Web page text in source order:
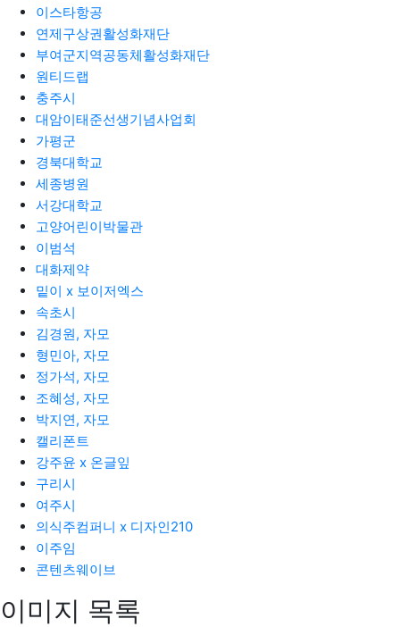
이스타항공
연제구상권활성화재단
부여군지역공동체활성화재단
원티드랩
충주시
대암이태준선생기념사업회
가평군
경북대학교
세종병원
서강대학교
고양어린이박물관
이범석
대화제약
밑이 x 보이저엑스
속초시
김경원, 자모
형민아, 자모
정가석, 자모
조혜성, 자모
박지연, 자모
캘리폰트
강주윤 x 온글잎
구리시
여주시
의식주컴퍼니 x 디자인210
이주임
콘텐츠웨이브
이미지 목록